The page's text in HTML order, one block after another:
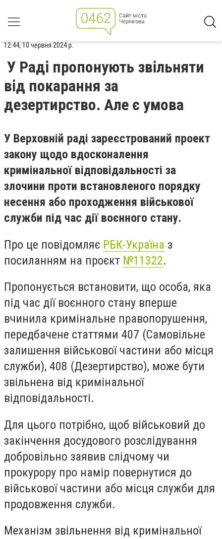
12:44, 10 червня 2024 р.
У Раді пропонують звільняти
від покарання за
дезертирство. Але є умова
У Верховній раді зареєстрований проект
закону щодо вдосконалення
кримінальної відповідальності за
злочини проти встановленого порядку
несення або проходження військової
служби під час дії воєнного стану.
Про це повідомляє РБК-Україна з
посиланням на проєкт №11322.
Пропонується встановити, що особа, яка
під час дії воєнного стану вперше
вчинила кримінальне правопорушення,
передбачене статтями 407 (Самовільне
залишення військової частини або місця
служби), 408 (Дезертирство), може бути
звільнена від кримінальної
відповідальності.
Для цього потрібно, щоб військовий до
закінчення досудового розслідування
добровільно заявив слідчому чи
прокурору про намір повернутися до
військової частини або місця служби для
продовження служби.
Механізм звільнення від кримінальної